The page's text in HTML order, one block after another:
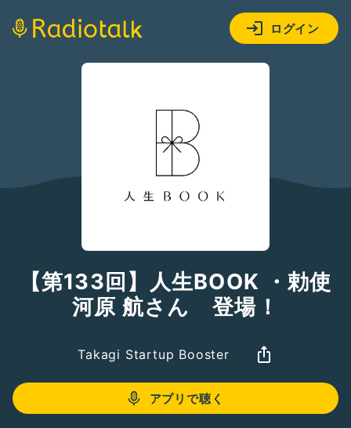
ログイン
【第133回】人生BOOK ・勅使
河原 航さん 登場！
Takagi Startup Booster
アプリで聴く